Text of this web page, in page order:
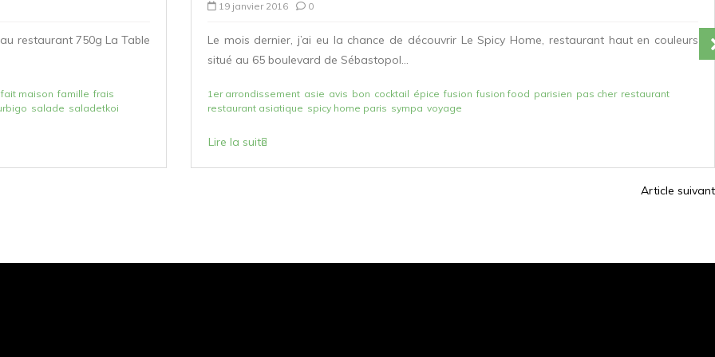
restaurant 750g La Table
fait maison famille frais
salade saladetkoi
19 janvier 2016 0
Le mois dernier, j’ai eu la chance de découvrir Le Spicy Home, restaurant haut en couleurs
situé au 65 boulevard de Sébastopol...
1er arrondissement asie avis bon cocktail épice fusion fusion food parisien pas cher restaurant
restaurant asiatique spicy home paris sympa voyage
Lire la suite
Article suivant